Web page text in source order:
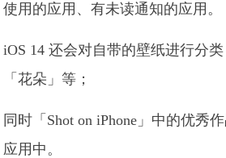
使用的应用、有未读通知的应用。
iOS 14 还会对自带的壁纸进行分类
「花朵」等；
同时「Shot on iPhone」中的优秀
应用中。